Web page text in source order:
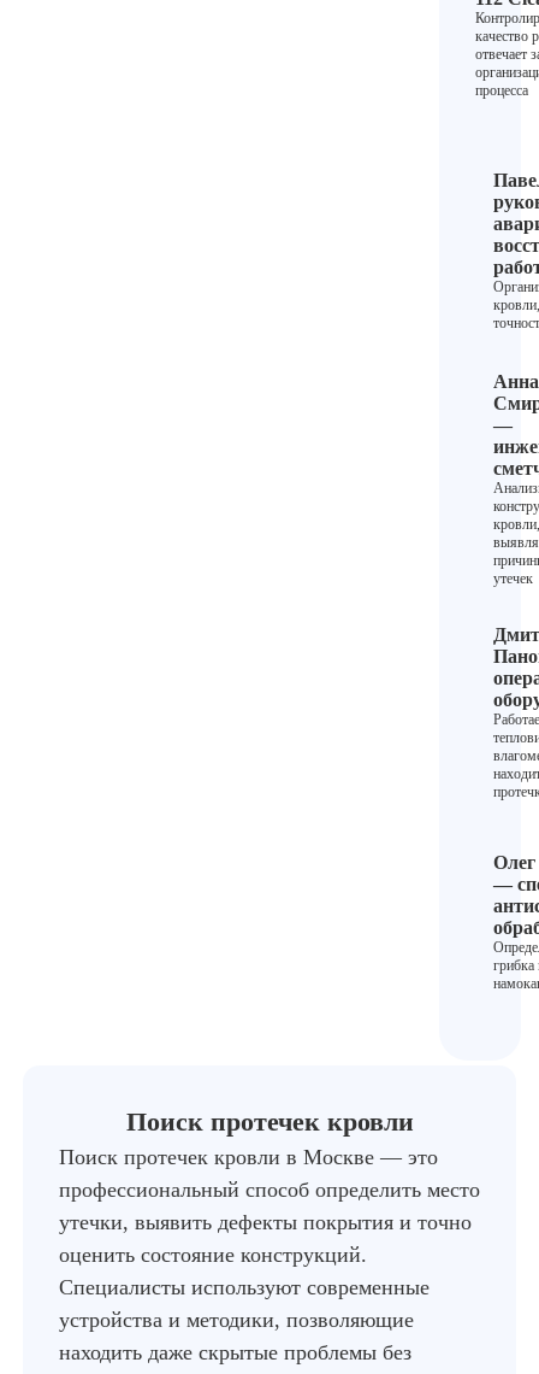
качество
отвечает
процесса
Анна
—
кровли,
утечек
Олег
—
грибка
Поиск протечек кровли
Поиск протечек кровли в Москве — это
профессиональный способ определить место
утечки, выявить дефекты покрытия и точно
оценить состояние конструкций.
Специалисты используют современные
устройства и методики, позволяющие
находить даже скрытые проблемы без